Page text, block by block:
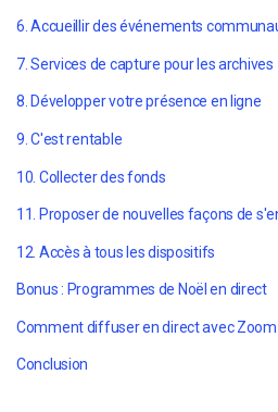
6. Accueillir des événements
7. Services de capture pour les archives
8. Développer votre présence en ligne
9. C'est rentable
10. Collecter des fonds
11. Proposer de nouvelles façons de
12. Accès à tous les dispositifs
Bonus : Programmes de Noël en direct
Comment diffuser en direct avec Zoom
Conclusion